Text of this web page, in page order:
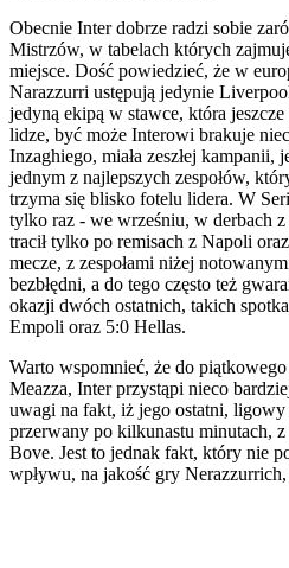
Obecnie Inter dobrze radzi sobie
Mistrzów, w tabelach których
miejsce. Dość powiedzieć, że w
Narazzurri ustępują jedynie
jedyną ekipą w stawce, która
lidze, być może Interowi brakuje
Inzaghiego, miała zeszłej
jednym z najlepszych zespołów,
trzyma się blisko fotelu lidera. W
tylko raz - we wrześniu, w derbach
tracił tylko po remisach z Napoli
mecze, z zespołami niżej
bezbłędni, a do tego często też
okazji dwóch ostatnich, takich
Empoli oraz 5:0 Hellas.
Warto wspomnieć, że do
Meazza, Inter przystąpi nieco
uwagi na fakt, iż jego ostatni, ligowy
przerwany po kilkunastu minutach,
Bove. Jest to jednak fakt, który nie
wpływu, na jakość gry